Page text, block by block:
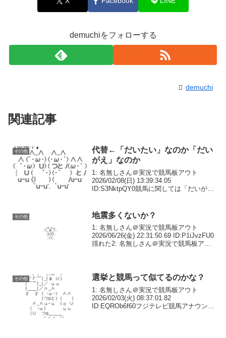
demuchiをフォローする
demuchi
関連記事
その他
代替←「だいたい」なのか「だい
がえ」なのか
1: 名無しさん＠実況で競馬板アウト
2026/02/08(日) 13:39:34.05
ID:S3NktpQY0競馬に関しては「だいが
13:40:3...
その他 地震多くないか？
1: 名無しさん＠実況で競馬板アウト
2026/06/26(金) 22:31:50.69 ID:P1iJvzFU0
揺れた2: 名無しさん＠実況で競馬板アウ
その他 選挙と競馬って似てるのかな？
1: 名無しさん＠実況で競馬板アウト
2026/02/03(火) 08:37:01.82
ID:EQROb6f60フジテレビ競馬アナウンサ